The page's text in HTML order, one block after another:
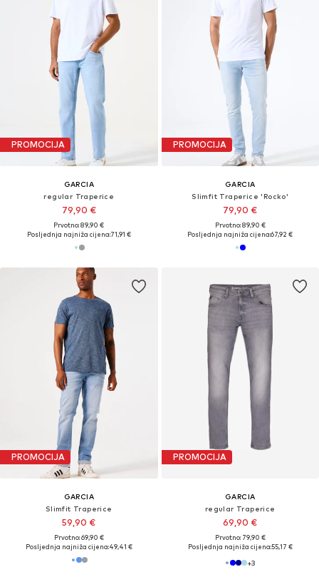
PROMOCIJA
GARCIA
regular Traperice
79,90 €
Prvotno: 89,90 €
Posljednja najniža cijena:71,91 €
PROMOCIJA
GARCIA
Slimfit Traperice 'Rocko'
79,90 €
Prvotno: 89,90 €
Posljednja najniža cijena:67,92 €
PROMOCIJA
GARCIA
Slimfit Traperice
59,90 €
Prvotno: 69,90 €
Posljednja najniža cijena:49,41 €
PROMOCIJA
GARCIA
regular Traperice
69,90 €
Prvotno: 79,90 €
Posljednja najniža cijena:55,17 €
+3